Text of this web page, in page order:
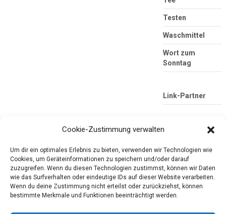
Testen
Waschmittel
Wort zum
Sonntag
Link-Partner
Tester-Paradies
Produkttests und Alltag
Cookie-Zustimmung verwalten
Um dir ein optimales Erlebnis zu bieten, verwenden wir Technologien wie
Cookies, um Geräteinformationen zu speichern und/oder darauf
zuzugreifen. Wenn du diesen Technologien zustimmst, können wir Daten
wie das Surfverhalten oder eindeutige IDs auf dieser Website verarbeiten.
Wenn du deine Zustimmung nicht erteilst oder zurückziehst, können
bestimmte Merkmale und Funktionen beeinträchtigt werden.
Die mobile Version verlassen